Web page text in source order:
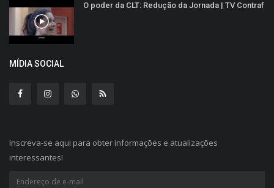
O poder da CLT: Redução da Jornada | TV Contraf
MÍDIA SOCIAL
Inscreva-se aqui para obter informações e atualizações
interessantes!